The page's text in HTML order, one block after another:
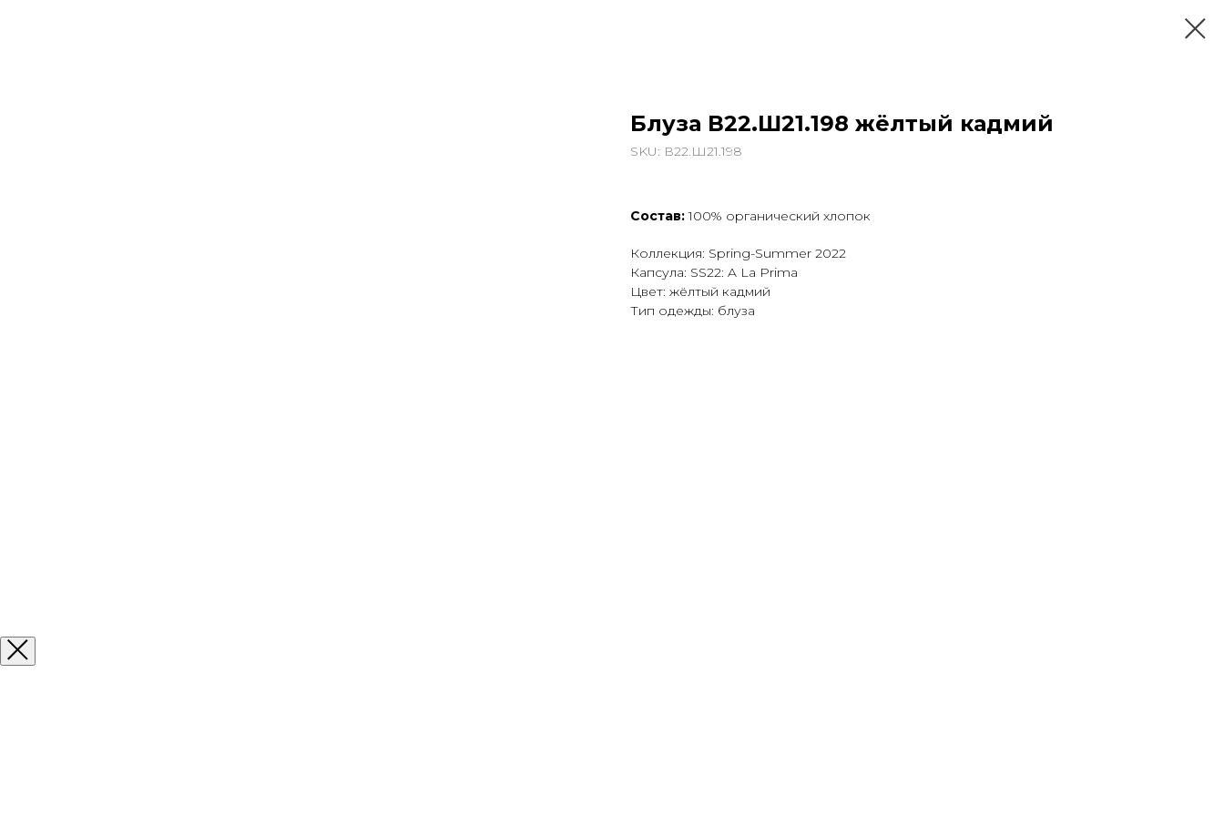
Блуза В22.Ш21.198 жёлтый кадмий
SKU: В22.Ш21.198
Состав:100% органический хлопок
Коллекция: Spring-Summer 2022
Капсула: SS22: A La Prima
Цвет: жёлтый кадмий
Тип одежды: блуза